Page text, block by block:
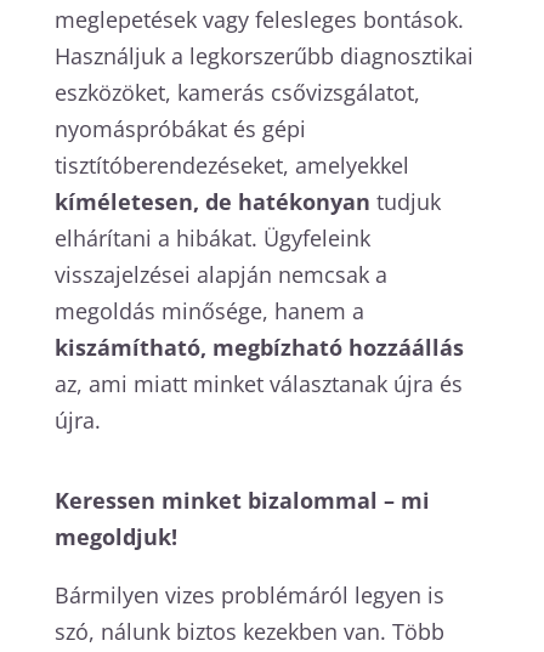
meglepetések vagy felesleges bontások.
Használjuk a legkorszerűbb diagnosztikai
eszközöket, kamerás csővizsgálatot,
nyomáspróbákat és gépi
tisztítóberendezéseket, amelyekkel
kíméletesen, de hatékonyan tudjuk
elhárítani a hibákat. Ügyfeleink
visszajelzései alapján nemcsak a
megoldás minősége, hanem a
kiszámítható, megbízható hozzáállás
az, ami miatt minket választanak újra és
újra.
Keressen minket bizalommal – mi
megoldjuk!
Bármilyen vizes problémáról legyen is
szó, nálunk biztos kezekben van. Több